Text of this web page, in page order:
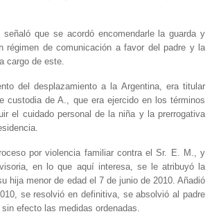
señaló que se acordó encomendarle la guarda y
régimen de comunicación a favor del padre y la
cargo de este.
del desplazamiento a la Argentina, era titular
custodia de A., que era ejercido en los términos
el cuidado personal de la niña y la prerrogativa
por violencia familiar contra el Sr. E. M., y
en lo que aquí interesa, se le atribuyó la
hija menor de edad el 7 de junio de 2010. Añadió
se resolvió en definitiva, se absolvió al padre
efecto las medidas ordenadas.